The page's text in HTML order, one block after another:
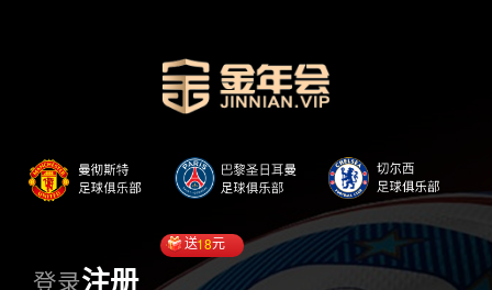
登录注册
送18元